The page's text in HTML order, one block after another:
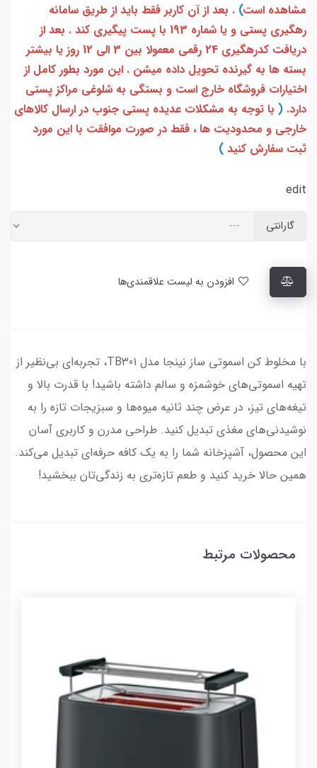
مشاهده است) . بعد از آن کاربر فقط باید از طریق سامانه
رهگیری پستی و یا شماره 193 با پست پیگیری کند . بعد از
دریافت کدرهگیری 24 رقمی معمولا بین 3 الی 12 روز یا بیشتر
بسته ها به گیرنده تحویل داده میشن . این مورد بطور کامل از
اختیارات فروشگاه خارج است و بستگی به شلوغی مراکز پستی
دارد. ( با توجه به مشکلات عدیده پستی جنوب در ارسال کالاهای
خارجی و محدودیت ها ، فقط در صورت موافقت با این مورد
ثبت سفارش کنید )
edit
گارانتی
با مخلوط کن اسموتی ساز نینجا مدل TB301، تجربه‌ای بی‌نظیر از
تهیه اسموتی‌های خوشمزه و سالم داشته باشید! با قدرت بالا و
تیغه‌های تیز، در عرض چند ثانیه میوه‌ها و سبزیجات تازه را به
نوشیدنی‌های مغذی تبدیل کنید. طراحی مدرن و کاربری آسان
این محصول، آشپزخانه شما را به یک کافه حرفه‌ای تبدیل می‌کند.
همین حالا خرید کنید و طعم تازه‌تری به زندگی‌تان ببخشید!
محصولات مرتبط